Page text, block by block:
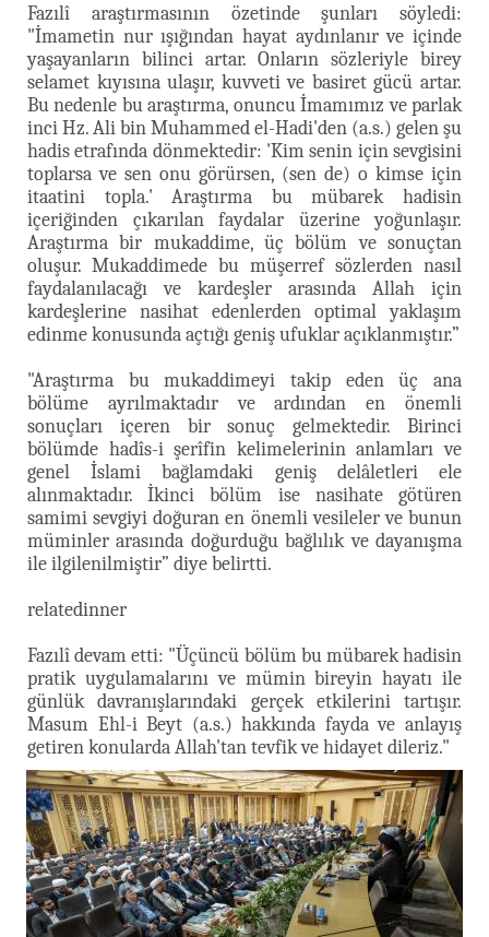
Fazılî araştırmasının özetinde şunları söyledi:
"İmametin nur ışığından hayat aydınlanır ve içinde
yaşayanların bilinci artar. Onların sözleriyle birey
selamet kıyısına ulaşır, kuvveti ve basiret gücü artar.
Bu nedenle bu araştırma, onuncu İmamımız ve parlak
inci Hz. Ali bin Muhammed el-Hadi'den (a.s.) gelen şu
hadis etrafında dönmektedir: 'Kim senin için sevgisini
toplarsa ve sen onu görürsen, (sen de) o kimse için
itaatini topla.' Araştırma bu mübarek hadisin
içeriğinden çıkarılan faydalar üzerine yoğunlaşır.
Araştırma bir mukaddime, üç bölüm ve sonuçtan
oluşur. Mukaddimede bu müşerref sözlerden nasıl
faydalanılacağı ve kardeşler arasında Allah için
kardeşlerine nasihat edenlerden optimal yaklaşım
edinme konusunda açtığı geniş ufuklar açıklanmıştır.”
"Araştırma bu mukaddimeyi takip eden üç ana
bölüme ayrılmaktadır ve ardından en önemli
sonuçları içeren bir sonuç gelmektedir. Birinci
bölümde hadîs-i şerîfin kelimelerinin anlamları ve
genel İslami bağlamdaki geniş delâletleri ele
alınmaktadır. İkinci bölüm ise nasihate götüren
samimi sevgiyi doğuran en önemli vesileler ve bunun
müminler arasında doğurduğu bağlılık ve dayanışma
ile ilgilenilmiştir” diye belirtti.
relatedinner
Fazılî devam etti: "Üçüncü bölüm bu mübarek hadisin
pratik uygulamalarını ve mümin bireyin hayatı ile
günlük davranışlarındaki gerçek etkilerini tartışır.
Masum Ehl-i Beyt (a.s.) hakkında fayda ve anlayış
getiren konularda Allah'tan tevfik ve hidayet dileriz."